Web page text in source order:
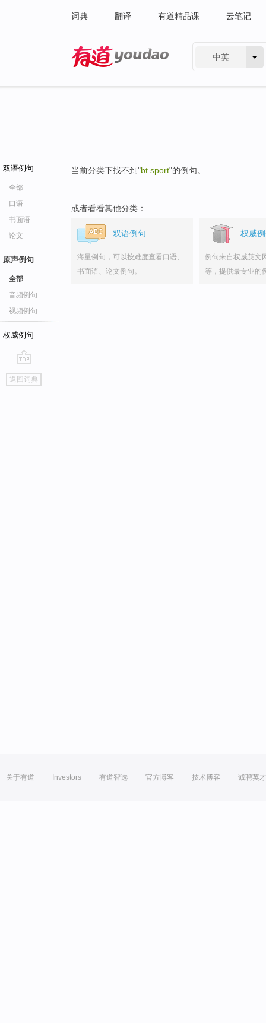
词典 翻译 有道精品课 云笔记
中英
双语例句
全部
口语
书面语
论文
原声例句
全部
音频例句
视频例句
权威例句
go
top
返回词典
当前分类下找不到"bt sport"的例句。
或者看看其他分类：
双语例句
海量例句，可以按难度查看口语、
书面语、论文例句。
权威
例句来自权威英文
等，提供最专业的
关于有道 Investors 有道智选 官方博客 技术博客 诚聘英才